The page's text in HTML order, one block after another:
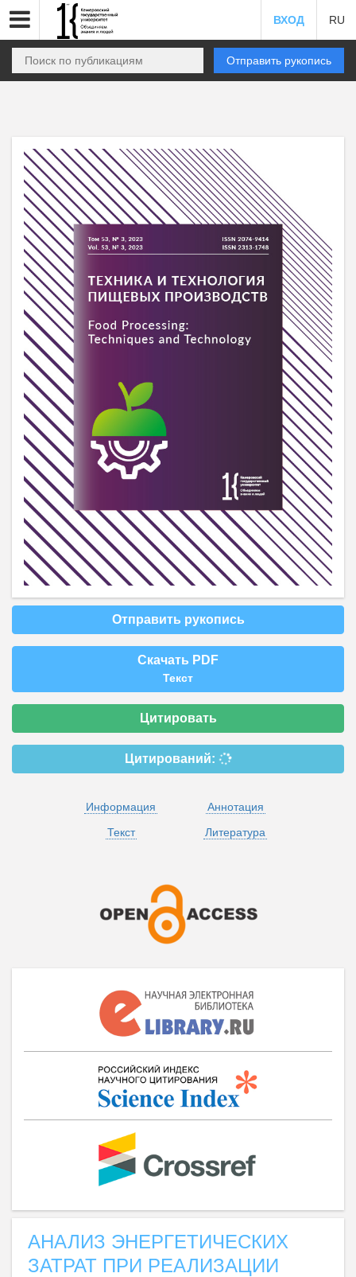
ВХОД RU
Отправить рукопись
Отправить рукопись
Скачать PDF
Текст
Цитировать
Цитирований:
Информация
Аннотация
Текст
Литература
АНАЛИЗ ЭНЕРГЕТИЧЕСКИХ
ЗАТРАТ ПРИ РЕАЛИЗАЦИИ